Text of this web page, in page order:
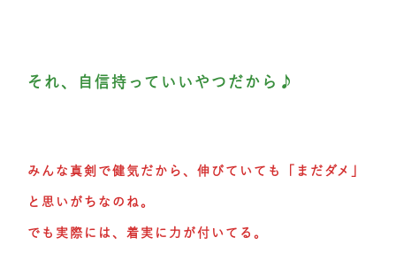
それ、自信持っていいやつだから♪
みんな真剣で健気だから、伸びていても「まだダメ」
と思いがちなのね。
でも実際には、着実に力が付いてる。